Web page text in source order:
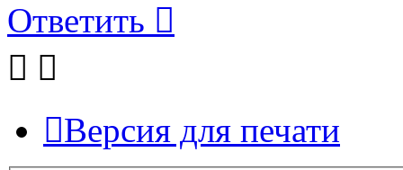
Ответить
Версия для печати